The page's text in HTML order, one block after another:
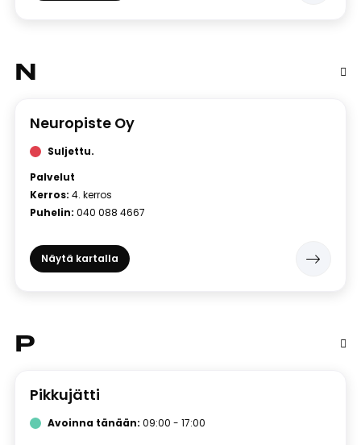
N
Neuropiste Oy
Suljettu.
Palvelut
Kerros: 4. kerros
Puhelin: 040 088 4667
Näytä kartalla
P
Pikkujätti
Avoinna tänään: 09:00 - 17:00